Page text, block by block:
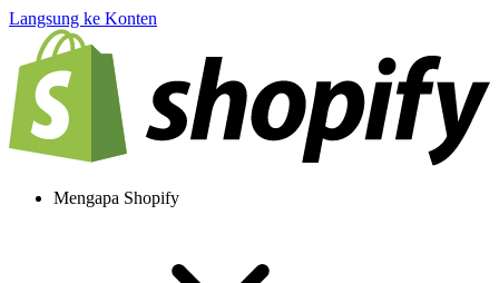
Langsung ke Konten
Mengapa Shopify